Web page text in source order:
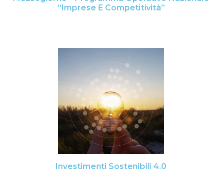
“Imprese E Competitività”
Investimenti Sostenibili 4.0